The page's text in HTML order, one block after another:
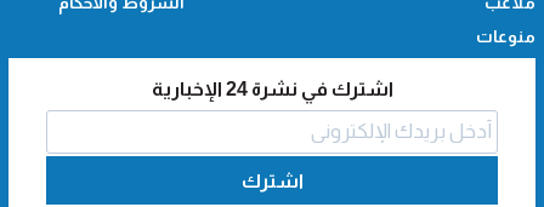
منوعات
اشترك في نشرة 24 الإخبارية
اشترك